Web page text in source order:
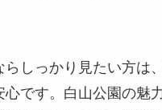
しっかり見たい方は、
心です。白山公園の魅